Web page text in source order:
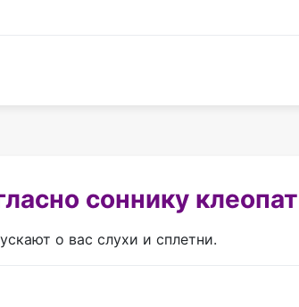
соннику
о вас слухи и сплетни.